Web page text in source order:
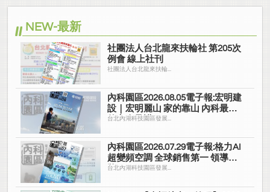
NEW-最新
社團法人台北龍來扶輪社 第205次
例會 線上社刊
社團法人台北龍來扶輪...
內科園區2026.08.05電子報:宏明建
設｜宏明麗山 家的靠山 內科最高
的安全承諾
台北內湖科技園區發展...
內科園區2026.07.29電子報:格力AI
超變頻空調 全球銷售第一 領導品
牌
台北內湖科技園區發展...